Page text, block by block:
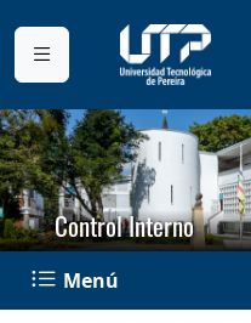
Control Interno
Menú